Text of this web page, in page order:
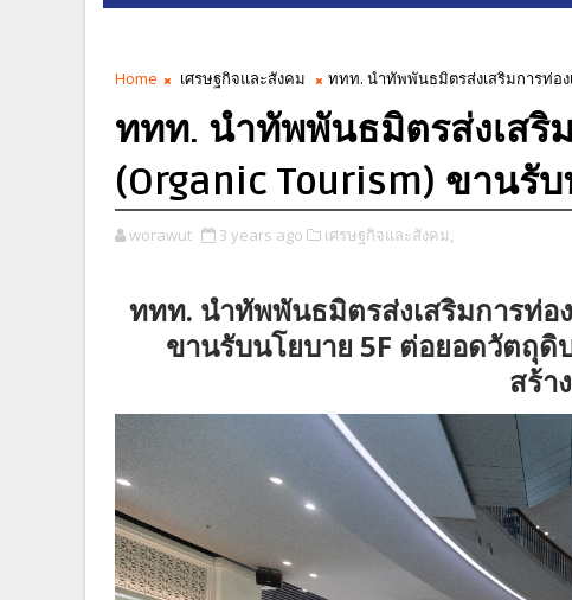
Home เศรษฐกิจและสังคม ททท. นำทัพพันธมิตรส่งเสริมการท่อง
ททท. นำทัพพันธมิตรส่งเสริ
(Organic Tourism) ขานรับ
worawut 3 years ago เศรษฐกิจและสังคม,
ททท. นำทัพพันธมิตรส่งเสริมการท่
ขานรับนโยบาย 5F ต่อยอดวัตถุดิ
สร้า